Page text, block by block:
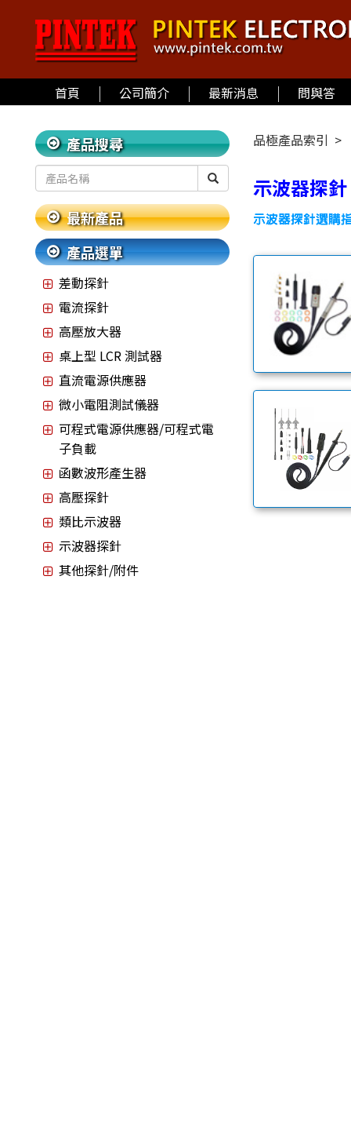
首頁 公司簡介 最新消息 問與答
產品搜尋
最新產品
產品選單
差動探針
電流探針
高壓放大器
桌上型 LCR 測試器
直流電源供應器
微小電阻測試儀器
可程式電源供應器/可程式電
子負載
函數波形產生器
高壓探針
類比示波器
示波器探針
其他探針/附件
品極產品索引
示波器探針